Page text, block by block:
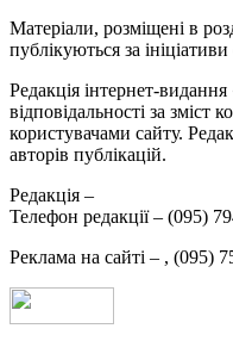
Матеріали, розміщені в
публікуються за
Редакція інтернет-
відповідальності за зміст
користувачами сайту.
авторів публікацій.
Редакція –
Телефон редакції – (095)
Реклама на сайті – , (095)